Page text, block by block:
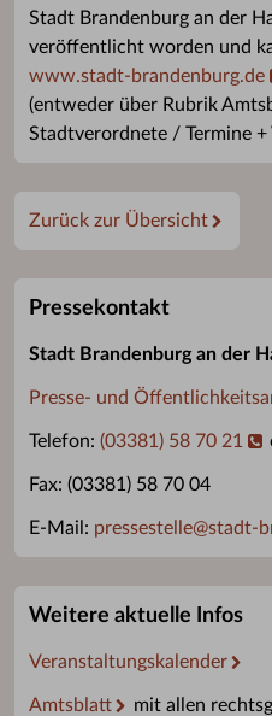
Stadt Brandenburg an der
veröffentlicht worden und
www.stadt-brandenburg.de
(entweder über Rubrik
Stadtverordnete / Termine +
Zurück zur Übersicht
Pressekontakt
Stadt Brandenburg an der
Presse- und
Telefon: (03381) 58 70 21
Fax: (03381) 58 70 04
E-Mail: pressestelle@stadt-
Weitere aktuelle Infos
Veranstaltungskalender
Amtsblatt
mit allen